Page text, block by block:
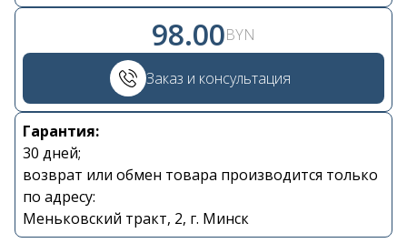
98.00BYN
Заказ и консультация
Гарантия:
30 дней;
возврат или обмен товара производится только
по адресу:
Меньковский тракт, 2, г. Минск
+375 29 870 15 80
Viber
shupik21@bk.ru